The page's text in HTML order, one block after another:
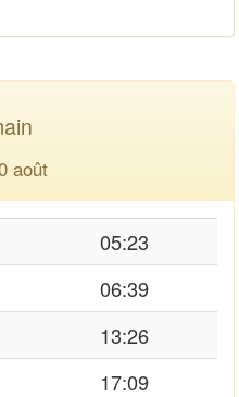
août
05:23
06:39
13:26
17:09